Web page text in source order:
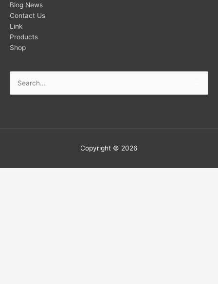
Blog News
Contact Us
Link
Products
Shop
Copyright © 2026